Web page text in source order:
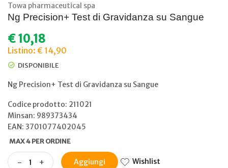
Towa pharmaceutical spa
Ng Precision+ Test di Gravidanza su Sangue
€10,18
Listino: € 14,90
DISPONIBILE
Ng Precision+ Test di Gravidanza su Sangue
Codice prodotto: 211021
Minsan: 989373434
EAN: 3701077402045
MAX 4 PER ORDINE
- + Aggiungi Wishlist